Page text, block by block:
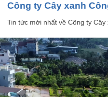
Công ty Cây xanh
Tin tức mới nhất về Công ty Cây